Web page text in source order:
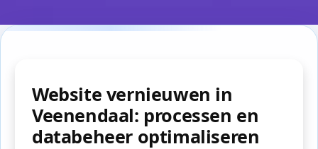
Website vernieuwen in
Veenendaal: processen en
databeheer optimaliseren